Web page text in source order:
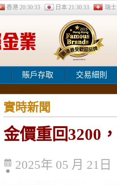
香港 20:30:34 日本 21:30:34 瑞
賬戶存取 交易細則
實時新聞
金價重回3200
2025年 05 月 21日